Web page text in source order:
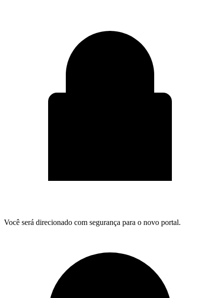
Você será direcionado com segurança para o novo portal.